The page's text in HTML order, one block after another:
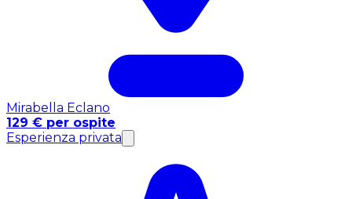
Mirabella Eclano
129 € per ospite
Esperienza privata